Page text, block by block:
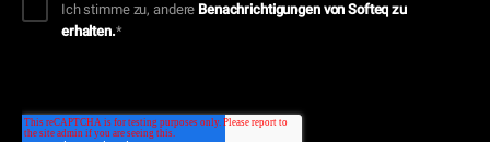
Ich stimme zu, andere Benachrichtigungen von Softeq zu
erhalten.*